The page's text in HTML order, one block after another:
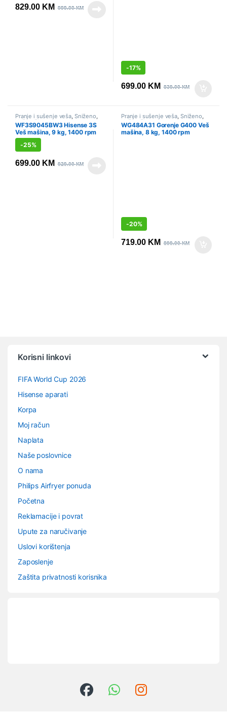
829.00 KM 999.00KM
-17%
699.00 KM 839.00KM
Pranje i sušenje veša Sniženo
Veš mašine
WF3S9045BW3 Hisense 3S
Veš mašina, 9 kg, 1400 rpm
-25%
699.00 KM 929.00KM
Pranje i sušenje veša Sniženo
Veš mašine
WG484A31 Gorenje G400 Veš
mašina, 8 kg, 1400 rpm
-20%
719.00 KM 899.00KM
Korisni linkovi
FIFA World Cup 2026
Hisense aparati
Korpa
Moj račun
Naplata
Naše poslovnice
O nama
Philips Airfryer ponuda
Početna
Reklamacije i povrat
Upute za naručivanje
Uslovi korištenja
Zaposlenje
Zaštita privatnosti korisnika